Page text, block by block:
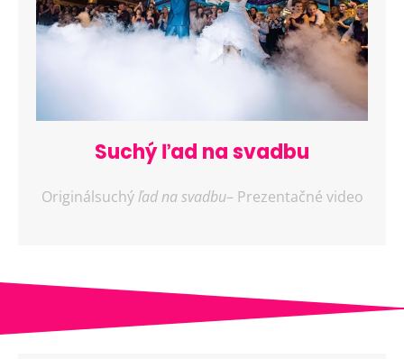
Suchý ľad na svadbu
Originálsuchýľad na svadbu– Prezentačné video